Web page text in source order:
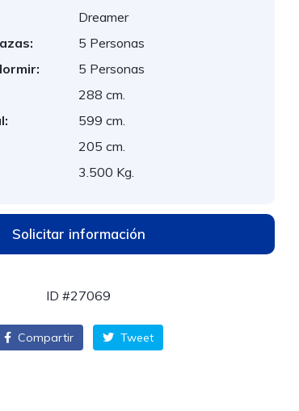
Dreamer
5 Personas
5 Personas
288 cm.
599 cm.
205 cm.
3.500 Kg.
Solicitar información
ID #27069
Compartir Tweet